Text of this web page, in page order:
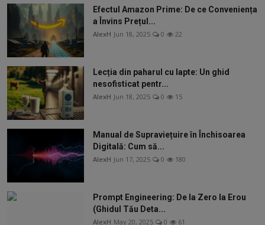
Efectul Amazon Prime: De ce Conveniența
a Învins Prețul...
AlexH Jun 18, 2025 0 22
Lecția din paharul cu lapte: Un ghid
nesofisticat pentr...
AlexH Jun 18, 2025 0 15
Manual de Supraviețuire în Închisoarea
Digitală: Cum să...
AlexH Jun 17, 2025 0 180
Prompt Engineering: De la Zero la Erou
(Ghidul Tău Deta...
AlexH May 20, 2025 0 61